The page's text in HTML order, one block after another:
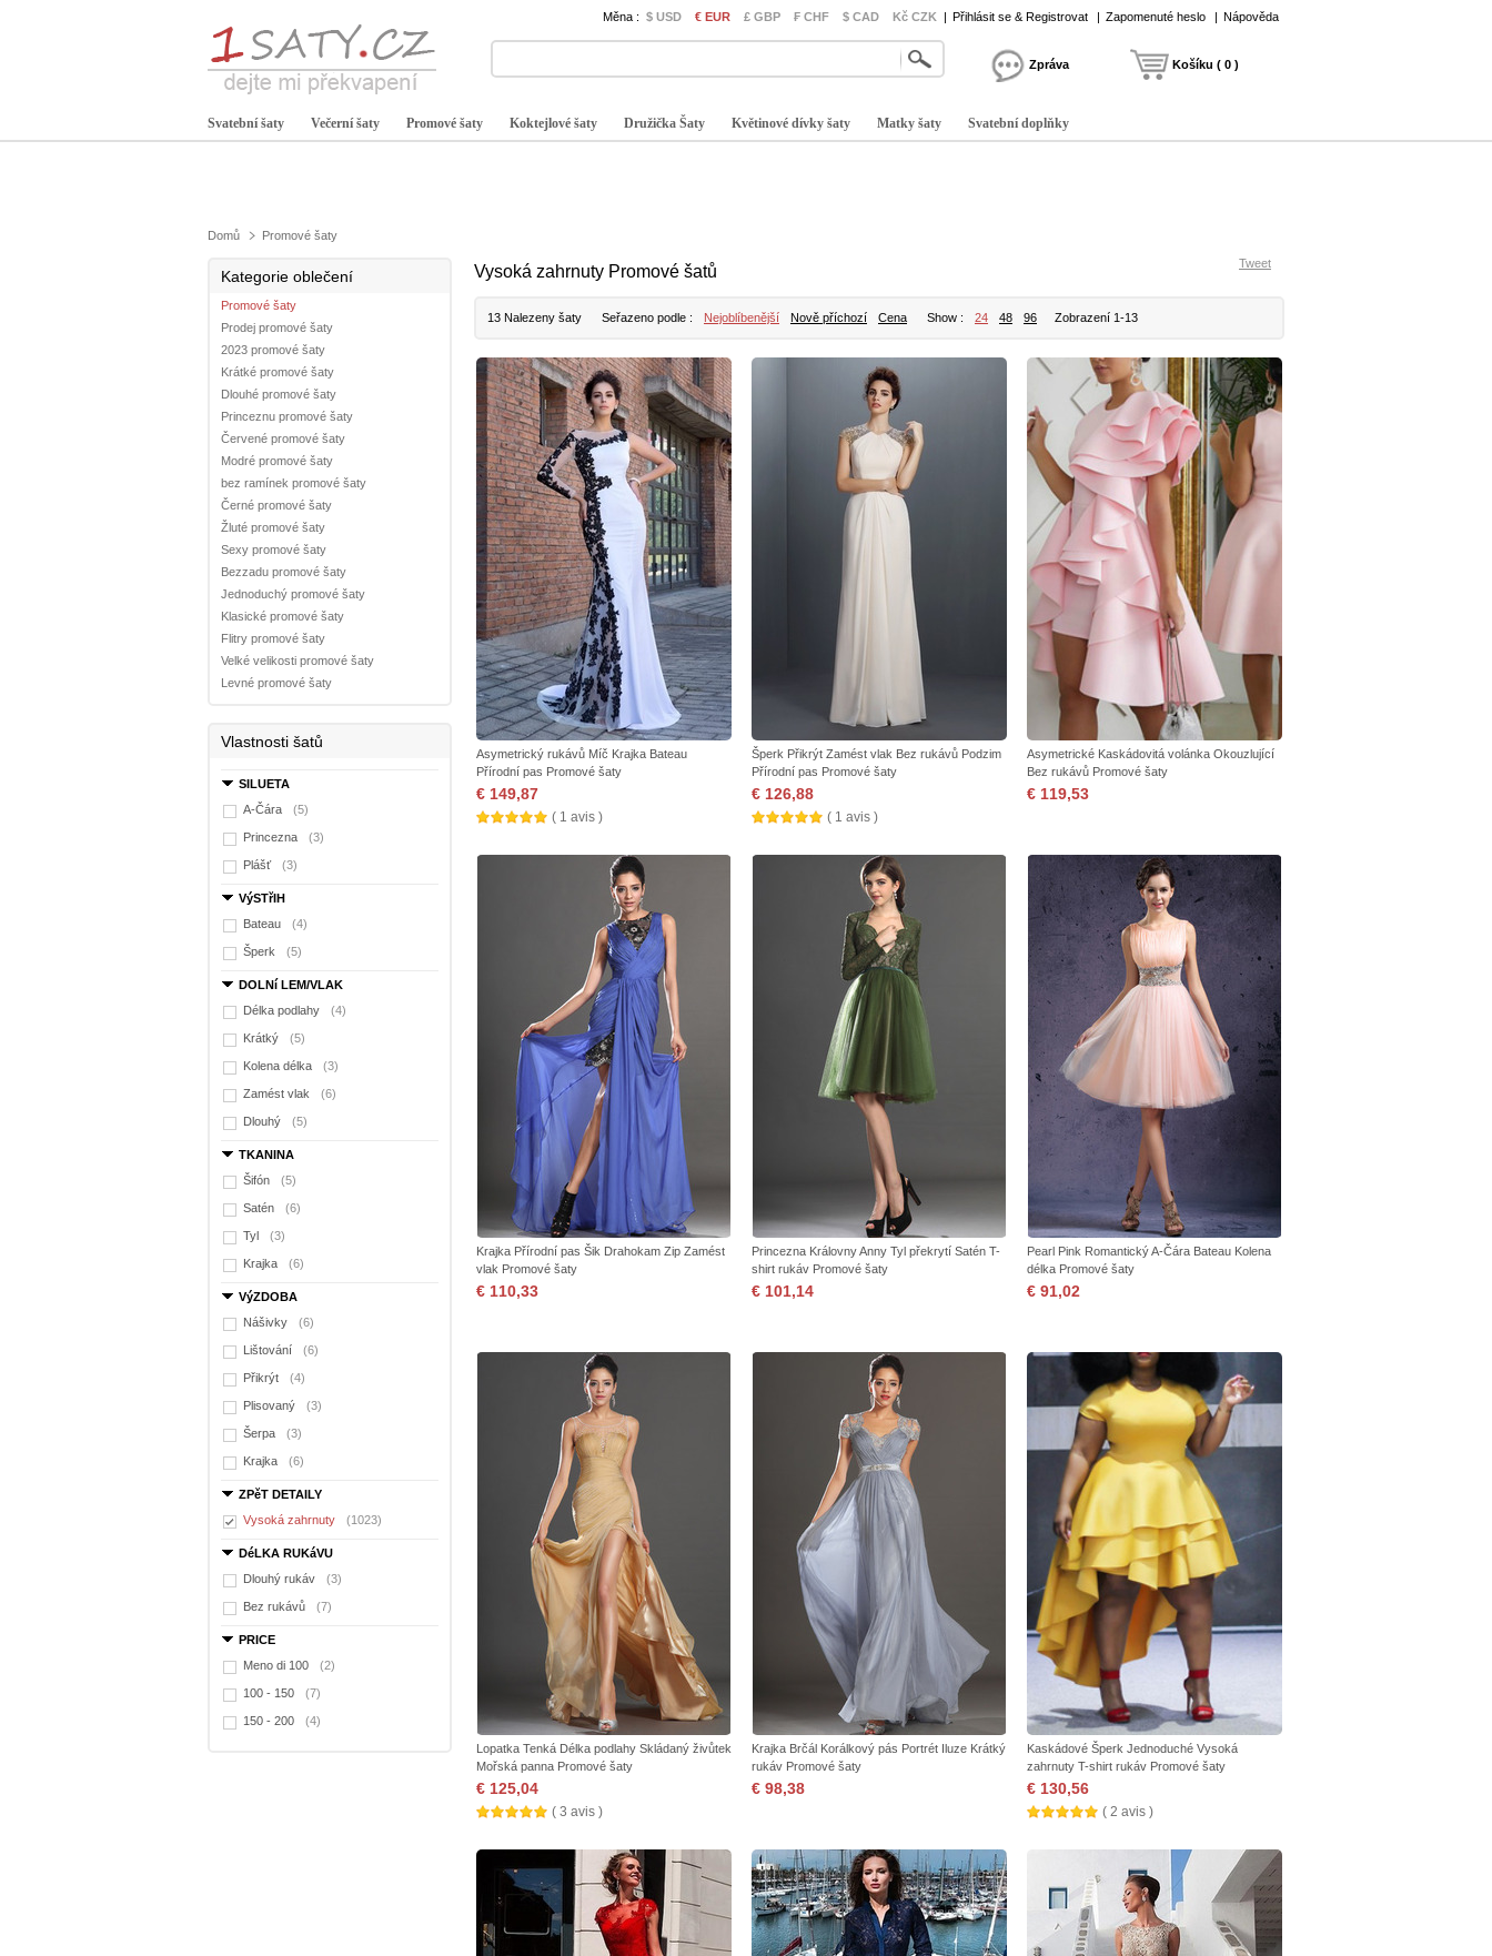
Měna : $ USD € EUR £ GBP ₣ CHF $ CAD Kč CZK | Přihlásit se & Registrovat | Zapomenuté heslo | Nápověda
Zpráva Košíku ( 0 )
Svatební šaty Večerní šaty Promové šaty Koktejlové šaty Družička Šaty Květinové dívky šaty Matky šaty Svatební doplňky
Domů Promové šaty
Kategorie oblečení
Promové šaty
Prodej promové šaty
2023 promové šaty
Krátké promové šaty
Dlouhé promové šaty
Princeznu promové šaty
Červené promové šaty
Modré promové šaty
bez ramínek promové šaty
Černé promové šaty
Žluté promové šaty
Sexy promové šaty
Bezzadu promové šaty
Jednoduchý promové šaty
Klasické promové šaty
Flitry promové šaty
Velké velikosti promové šaty
Levné promové šaty
Vlastnosti šatů
SILUETA
A-Čára
(5)
Princezna (3)
Plášť (3)
VýSTřIH
Bateau
(4)
Šperk (5)
DOLNí LEM/VLAK
Délka podlahy
(4)
Krátký (5)
Kolena délka (3)
Zamést vlak (6)
Dlouhý (5)
TKANINA
Šifón
(5)
Satén (6)
Tyl (3)
Krajka (6)
VýZDOBA
Nášivky
(6)
Lištování (6)
Přikrýt (4)
Plisovaný (3)
Šerpa (3)
Krajka (6)
ZPěT DETAILY
Vysoká zahrnuty
(1023)
DéLKA RUKáVU
Dlouhý rukáv
(3)
Bez rukávů (7)
PRICE
Meno di 100
(2)
100 - 150 (7)
150 - 200 (4)
Vysoká zahrnuty Promové šatů Tweet
13 Nalezeny šaty Seřazeno podle : Nejoblíbenější Nově příchozí Cena Show : 24 48 96 Zobrazení 1-13
Asymetrický rukávů Míč Krajka Bateau
Přírodní pas Promové šaty
€ 149,87
( 1 avis )
Šperk Přikrýt Zamést vlak Bez rukávů Podzim
Přírodní pas Promové šaty
€ 126,88
( 1 avis )
Asymetrické Kaskádovitá volánka Okouzlující
Bez rukávů Promové šaty
€ 119,53
Krajka Přírodní pas Šik Drahokam Zip Zamést
vlak Promové šaty
€ 110,33
Princezna Královny Anny Tyl překrytí Satén T-
shirt rukáv Promové šaty
€ 101,14
Pearl Pink Romantický A-Čára Bateau Kolena
délka Promové šaty
€ 91,02
Lopatka Tenká Délka podlahy Skládaný živůtek
Mořská panna Promové šaty
€ 125,04
( 3 avis )
Krajka Brčál Korálkový pás Portrét Iluze Krátký
rukáv Promové šaty
€ 98,38
Kaskádové Šperk Jednoduché Vysoká
zahrnuty T-shirt rukáv Promové šaty
€ 130,56
( 2 avis )